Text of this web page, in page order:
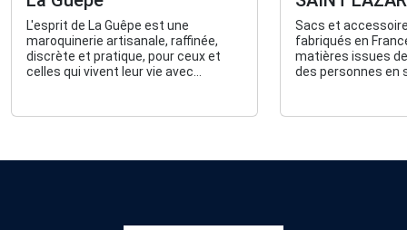
L'esprit de La Guêpe est une
maroquinerie artisanale, raffinée,
discrète et pratique, pour ceux et
celles qui vivent leur vie avec
Sacs et
fabriqués en
matières issues
des personnes en